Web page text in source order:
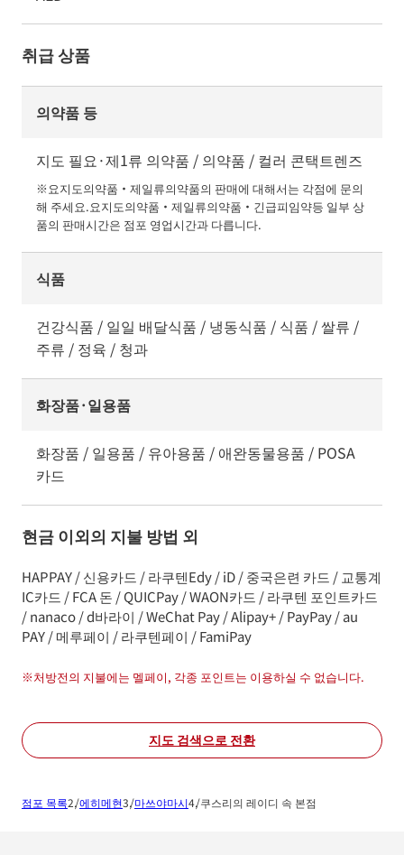
취급 상품
의약품 등
지도 필요·제1류 의약품 / 의약품 / 컬러 콘택트렌즈
※요지도의약품・제일류의약품의 판매에 대해서는 각점에 문의
해 주세요.요지도의약품・제일류의약품・긴급피임약등 일부 상
품의 판매시간은 점포 영업시간과 다릅니다.
식품
건강식품 / 일일 배달식품 / 냉동식품 / 식품 / 쌀류 /
주류 / 정육 / 청과
화장품·일용품
화장품 / 일용품 / 유아용품 / 애완동물용품 / POSA
카드
현금 이외의 지불 방법 외
HAPPAY / 신용카드 / 라쿠텐Edy / iD / 중국은련 카드 / 교통계
IC카드 / FCA 돈 / QUICPay / WAON카드 / 라쿠텐 포인트카드
/ nanaco / d바라이 / WeChat Pay / Alipay+ / PayPay / au
PAY / 메루페이 / 라쿠텐페이 / FamiPay
※처방전의 지불에는 멜페이, 각종 포인트는 이용하실 수 없습니다.
지도 검색으로 전환
점포 목록 에히메현 마쓰야마시 쿠스리의 레이디 속 본점